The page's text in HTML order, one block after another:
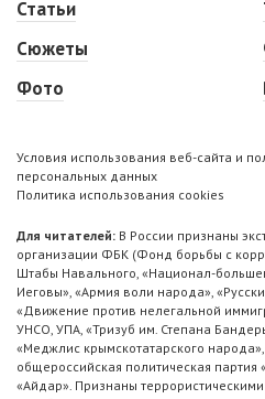
Статьи
Сюжеты
Фото
Условия использования веб-сайта и
персональных данных
Политика использования cookies
Для читателей: В России признаны
организации ФБК (Фонд борьбы с
Штабы Навального, «Национал-
Иеговы», «Армия воли народа»,
«Движение против нелегальной
УНСО, УПА, «Тризуб им. Степана
«Меджлис крымскотатарского
общероссийская политическая партия
«Айдар». Признаны